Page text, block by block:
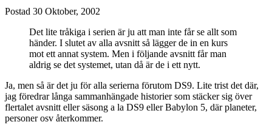
Postad 30 Oktober, 2002
Det lite tråkiga i serien är ju att man inte får se allt som
händer. I slutet av alla avsnitt så lägger de in en kurs
mot ett annat system. Men i följande avsnitt får man
aldrig se det systemet, utan då är de i ett nytt.
Ja, men så är det ju för alla serierna förutom DS9. Lite trist det där,
jag föredrar långa sammanhängade historier som stäcker sig över
flertalet avsnitt eller säsong a la DS9 eller Babylon 5, där planeter,
personer osv återkommer.